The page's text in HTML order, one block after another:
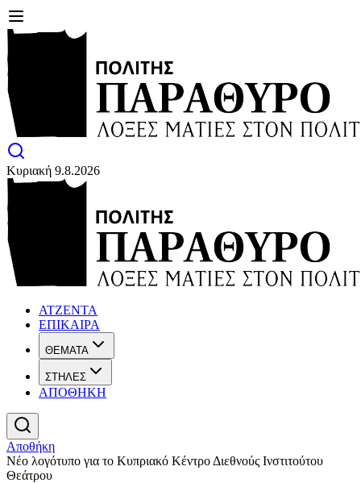
Κυριακή 9.8.2026
ΑΤΖΕΝΤΑ
ΕΠΙΚΑΙΡΑ
ΘΕΜΑΤΑ
ΣΤΗΛΕΣ
ΑΠΟΘΗΚΗ
Αποθήκη
Νέο λογότυπο για το Κυπριακό Κέντρο Διεθνούς Ινστιτούτου
Θεάτρου